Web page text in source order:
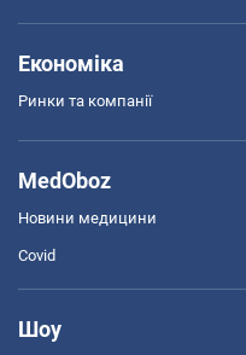
Економіка
Ринки та компанії
MedOboz
Новини медицини
Covid
Шоу